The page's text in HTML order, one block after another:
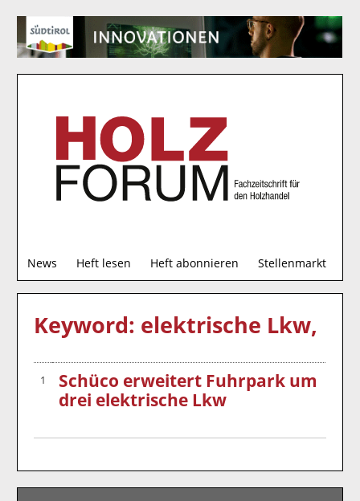
News Heft lesen Heft abonnieren Stellenmarkt
u
c
Keyword: elektrische Lkw,
1
Schüco erweitert Fuhrpark um
drei elektrische Lkw